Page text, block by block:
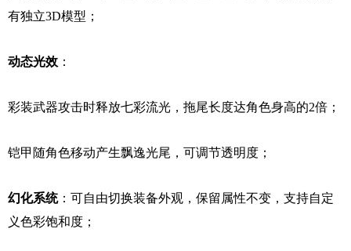
有独立3D模型；
动态光效 ：
彩装武器攻击时释放七彩流光，拖尾长度达角色身高的2倍；
铠甲随角色移动产生飘逸光尾，可调节透明度；
幻化系统：可自由切换装备外观，保留属性不变，支持自定
义色彩饱和度；